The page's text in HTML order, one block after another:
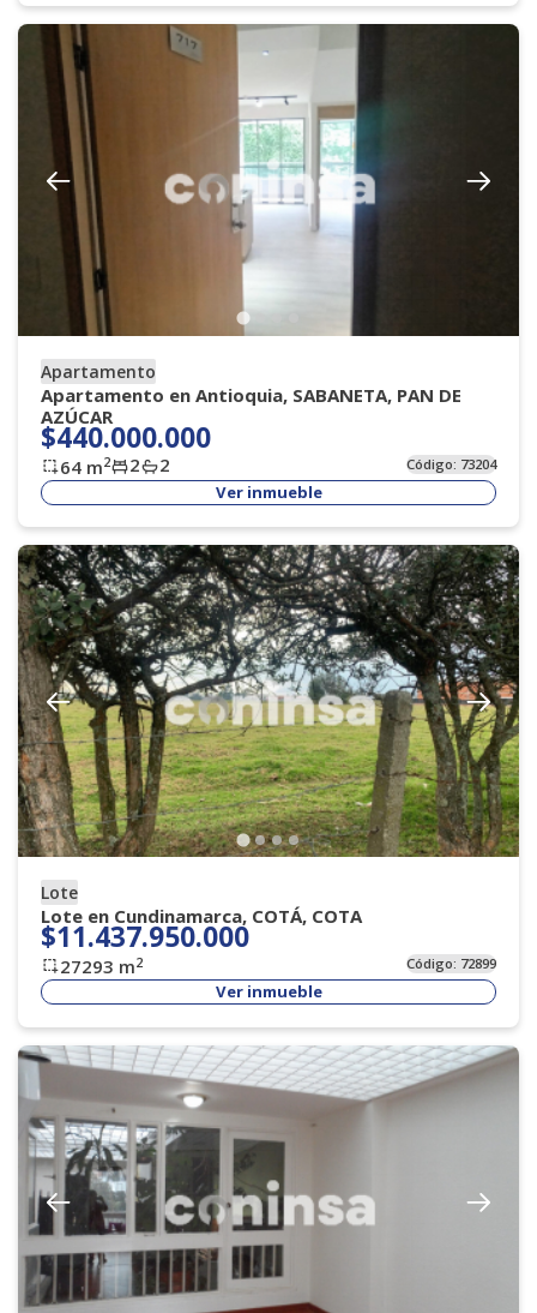
Apartamento
Apartamento en Antioquia, SABANETA, PAN DE
AZÚCAR
$440.000.000
64m2 2 2 Código: 73204
Ver inmueble
Lote
Lote en Cundinamarca, COTÁ, COTA
$11.437.950.000
27293 m2 Código: 72899
Ver inmueble